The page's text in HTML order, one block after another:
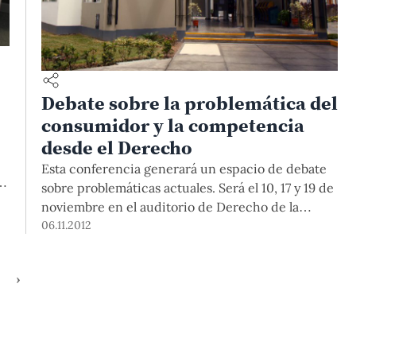
Debate sobre la problemática del
consumidor y la competencia
desde el Derecho
Esta conferencia generará un espacio de debate
sobre problemáticas actuales. Será el 10, 17 y 19 de
noviembre en el auditorio de Derecho de la
PUCP.
06.11.2012
›